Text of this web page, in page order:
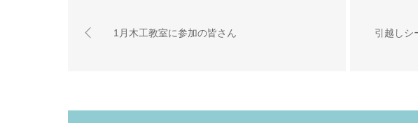
1月木工教室に参加の皆さん 引越しシ